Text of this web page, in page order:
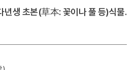
년생 초본(草本: 꽃이나 풀 등)식물.